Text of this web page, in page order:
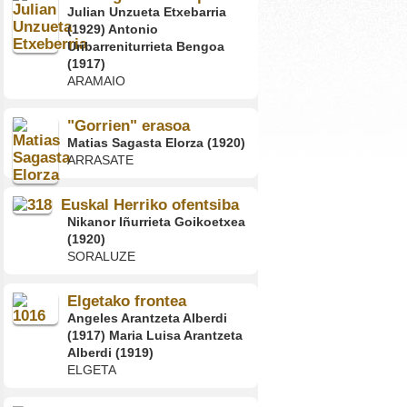
Julian Unzueta Etxebarria
(1929) Antonio
Uribarreniturrieta Bengoa
(1917)
ARAMAIO
"Gorrien" erasoa
Matias Sagasta Elorza (1920)
ARRASATE
Euskal Herriko ofentsiba
Nikanor Iñurrieta Goikoetxea
(1920)
SORALUZE
Elgetako frontea
Angeles Arantzeta Alberdi
(1917) Maria Luisa Arantzeta
Alberdi (1919)
ELGETA